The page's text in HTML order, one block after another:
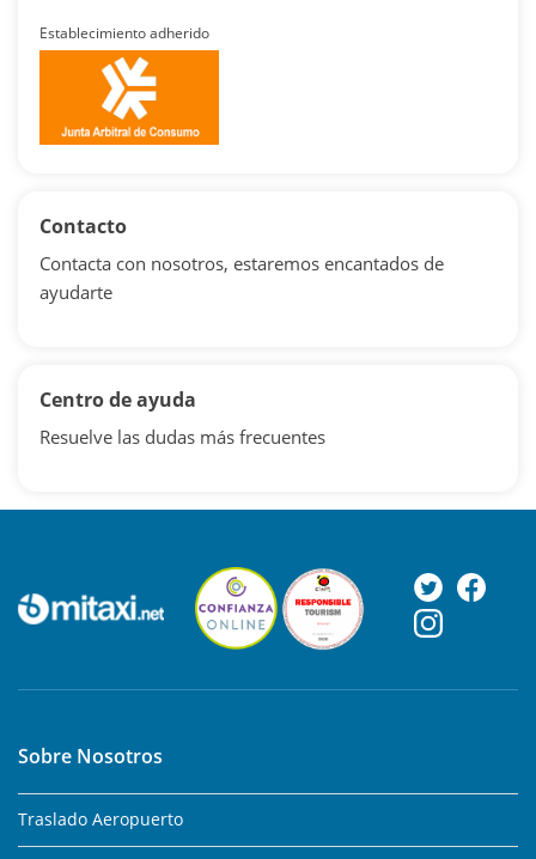
Establecimiento adherido
Contacto
Contacta con nosotros, estaremos encantados de
ayudarte
Centro de ayuda
Resuelve las dudas más frecuentes
Sobre Nosotros
Traslado Aeropuerto